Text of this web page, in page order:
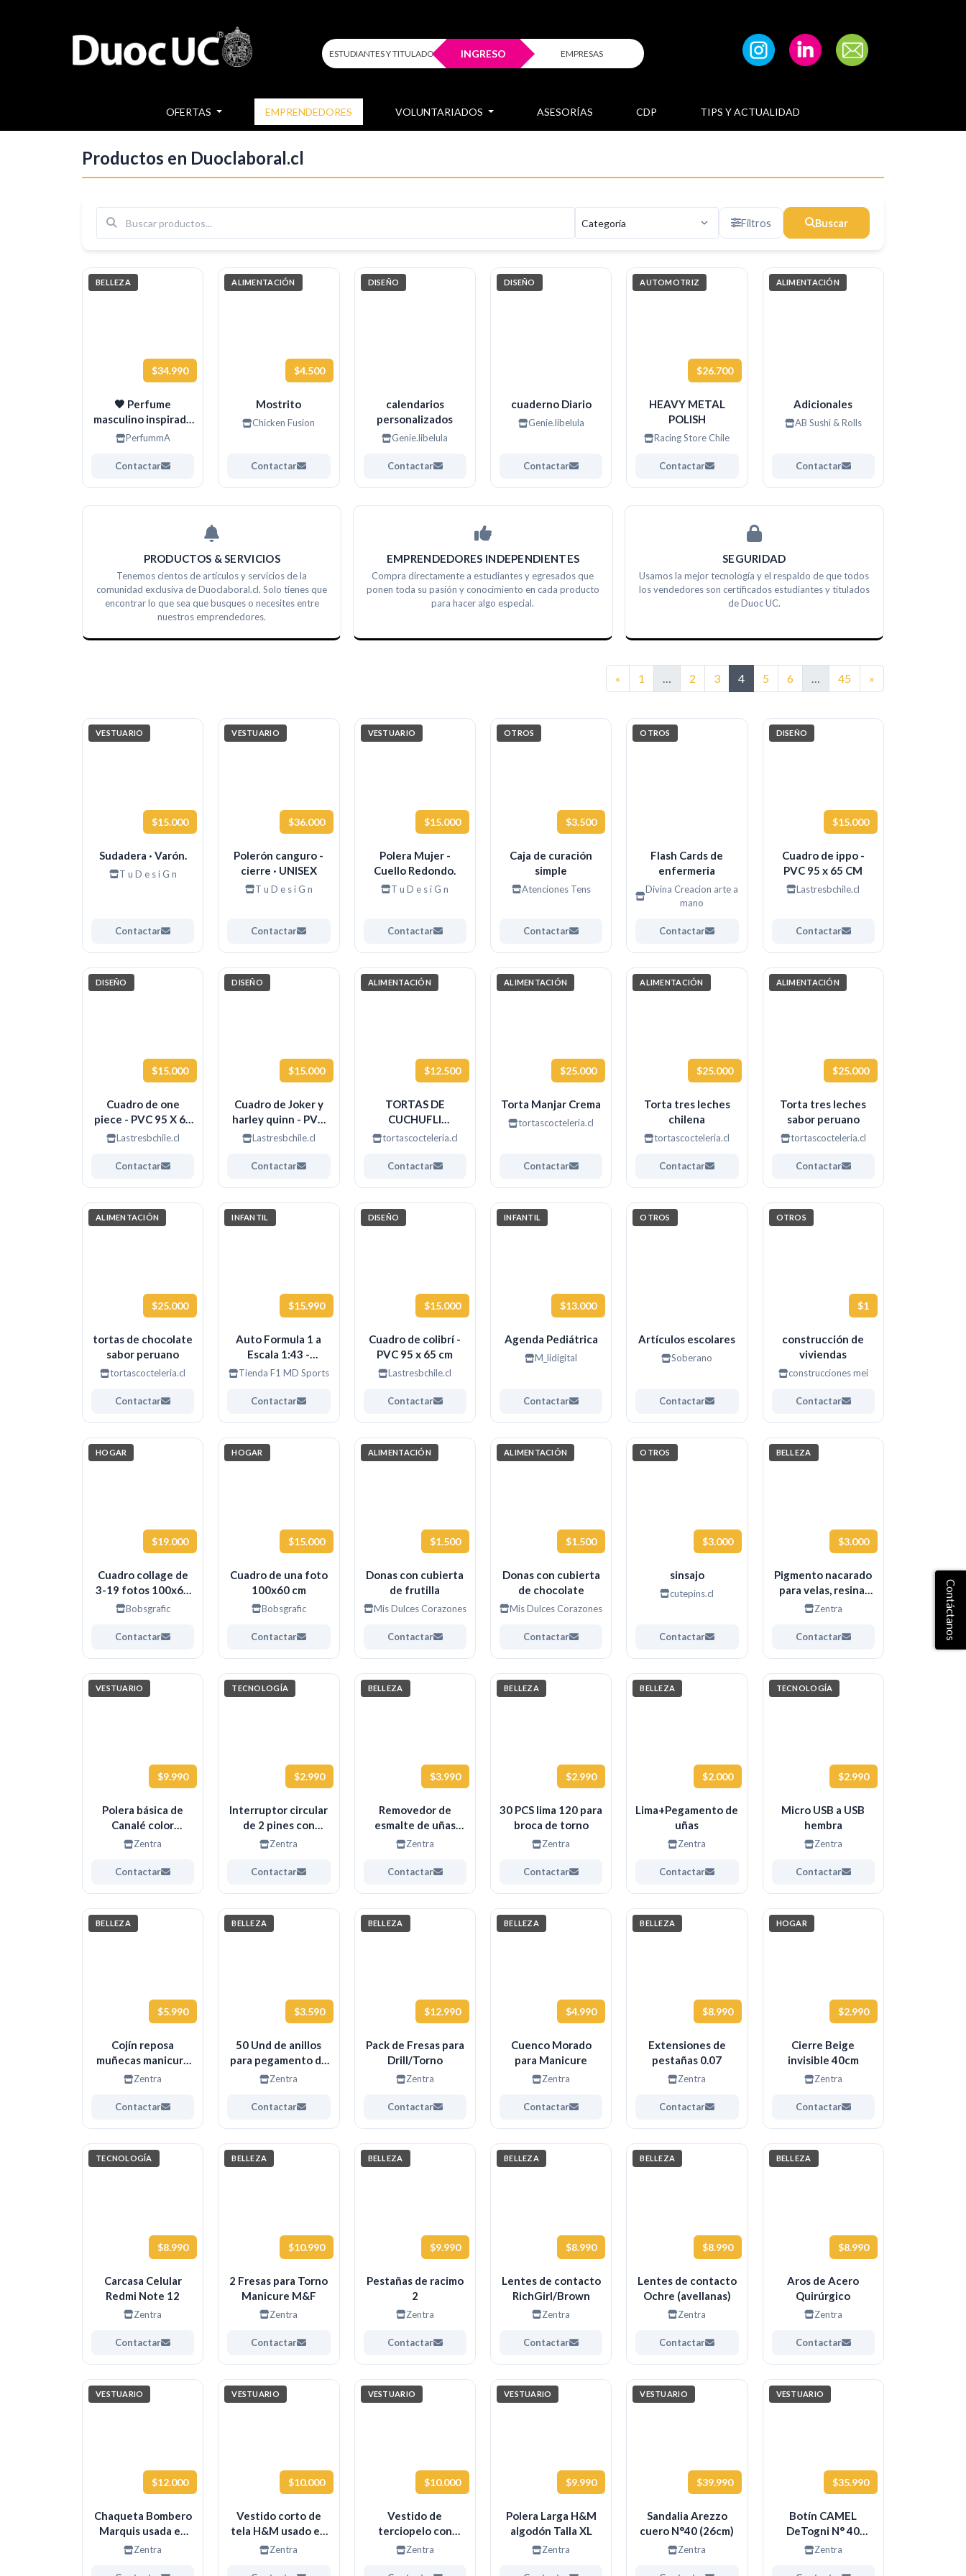
ESTUDIANTES Y TITULADOS INGRESO EMPRESAS
OFERTAS EMPRENDEDORES VOLUNTARIADOS ASESORÍAS CDP TIPS Y ACTUALIDAD
Productos en Duoclaboral.cl
Filtros Buscar
Buscar
BELLEZA
$34.990
🖤 Perfume
masculino inspirado
en Black XS 100 ml
PerfummA
Contactar
ALIMENTACIÓN
$4.500
Mostrito
Chicken Fusion
Contactar
DISEÑO
calendarios
personalizados
Genie.libelula
Contactar
DISEÑO
cuaderno Diario
Genie.libelula
Contactar
AUTOMOTRIZ
$26.700
HEAVY METAL
POLISH
Racing Store Chile
Contactar
ALIMENTACIÓN
Adicionales
AB Sushi & Rolls
Contactar
PRODUCTOS & SERVICIOS
Tenemos cientos de artículos y servicios de la
comunidad exclusiva de Duoclaboral.cl. Solo tienes que
encontrar lo que sea que busques o necesites entre
nuestros emprendedores.
EMPRENDEDORES INDEPENDIENTES
Compra directamente a estudiantes y egresados que
ponen toda su pasión y conocimiento en cada producto
para hacer algo especial.
SEGURIDAD
Usamos la mejor tecnología y el respaldo de que todos
los vendedores son certificados estudiantes y títulados
de Duoc UC.
« Anterior
1 … 2 3 4 5 6 … 45 »
VESTUARIO
$15.000
Sudadera · Varón.
T u D e s i G n
Contactar
VESTUARIO
$36.000
Polerón canguro -
cierre · UNISEX
T u D e s i G n
Contactar
VESTUARIO
$15.000
Polera Mujer -
Cuello Redondo.
T u D e s i G n
Contactar
OTROS
$3.500
Caja de curación
simple
Atenciones Tens
Contactar
OTROS
Flash Cards de
enfermeria
Divina Creacion arte a
mano
Contactar
DISEÑO
$15.000
Cuadro de ippo -
PVC 95 x 65 CM
Lastresbchile.cl
Contactar
DISEÑO
$15.000
Cuadro de one
piece - PVC 95 X 65
CM
Lastresbchile.cl
Contactar
DISEÑO
$15.000
Cuadro de Joker y
harley quinn - PVC
95 X 65 CM
Lastresbchile.cl
Contactar
ALIMENTACIÓN
$12.500
TORTAS DE
CUCHUFLI
TEMATICAS
tortascocteleria.cl
Contactar
ALIMENTACIÓN
$25.000
Torta Manjar Crema
tortascocteleria.cl
Contactar
ALIMENTACIÓN
$25.000
Torta tres leches
chilena
tortascocteleria.cl
Contactar
ALIMENTACIÓN
$25.000
Torta tres leches
sabor peruano
tortascocteleria.cl
Contactar
ALIMENTACIÓN
$25.000
tortas de chocolate
sabor peruano
tortascocteleria.cl
Contactar
INFANTIL
$15.990
Auto Formula 1 a
Escala 1:43 -
RedBull RB19 Max
Tienda F1 MD Sports
Contactar
DISEÑO
$15.000
Cuadro de colibrí -
PVC 95 x 65 cm
Lastresbchile.cl
Contactar
INFANTIL
$13.000
Agenda Pediátrica
M_lidigital
Contactar
OTROS
Artículos escolares
Soberano
Contactar
OTROS
$1
construcción de
viviendas
construcciones mei
Contactar
HOGAR
$19.000
Cuadro collage de
3-19 fotos 100x60
cm
Bobsgrafic
Contactar
HOGAR
$15.000
Cuadro de una foto
100x60 cm
Bobsgrafic
Contactar
ALIMENTACIÓN
$1.500
Donas con cubierta
de frutilla
Mis Dulces Corazones
Contactar
ALIMENTACIÓN
$1.500
Donas con cubierta
de chocolate
Mis Dulces Corazones
Contactar
OTROS
$3.000
sinsajo
cutepins.cl
Contactar
BELLEZA
$3.000
Pigmento nacarado
para velas, resina,
maquillaje, uñas, etc.
Zentra
Contactar
VESTUARIO
$9.990
Polera básica de
Canalé color
Mostaza elasticada
Zentra
Contactar
TECNOLOGÍA
$2.990
Interruptor circular
de 2 pines con
cables harness,
Zentra
Contactar
BELLEZA
$3.990
Removedor de
esmalte de uñas
fucsia
Zentra
Contactar
BELLEZA
$2.990
30 PCS lima 120 para
broca de torno
Zentra
Contactar
BELLEZA
$2.000
Lima+Pegamento de
uñas
Zentra
Contactar
TECNOLOGÍA
$2.990
Micro USB a USB
hembra
Zentra
Contactar
BELLEZA
$5.990
Cojín reposa
muñecas manicure
Negro
Zentra
Contactar
BELLEZA
$3.590
50 Und de anillos
para pegamento de
extensiones de
Zentra
Contactar
BELLEZA
$12.990
Pack de Fresas para
Drill/Torno
Zentra
Contactar
BELLEZA
$4.990
Cuenco Morado
para Manicure
Zentra
Contactar
BELLEZA
$8.990
Extensiones de
pestañas 0.07
Zentra
Contactar
HOGAR
$2.990
Cierre Beige
invisible 40cm
Zentra
Contactar
TECNOLOGÍA
$8.990
Carcasa Celular
Redmi Note 12
Zentra
Contactar
BELLEZA
$10.990
2 Fresas para Torno
Manicure M&F
Zentra
Contactar
BELLEZA
$9.990
Pestañas de racimo
2
Zentra
Contactar
BELLEZA
$8.990
Lentes de contacto
RichGirl/Brown
Zentra
Contactar
BELLEZA
$8.990
Lentes de contacto
Ochre (avellanas)
Zentra
Contactar
BELLEZA
$8.990
Aros de Acero
Quirúrgico
Zentra
Contactar
VESTUARIO
$12.000
Chaqueta Bombero
Marquis usada en
excelente estado
Zentra
VESTUARIO
$10.000
Vestido corto de
tela H&M usado en
excelente estado
Zentra
VESTUARIO
$10.000
Vestido de
terciopelo con
botones H&M usado
Zentra
VESTUARIO
$9.990
Polera Larga H&M
algodón Talla XL
Zentra
VESTUARIO
$39.990
Sandalia Arezzo
cuero N°40 (26cm)
Zentra
VESTUARIO
$35.990
Botín CAMEL
DeTogni N° 40
(26CM)
Zentra
Contáctanos